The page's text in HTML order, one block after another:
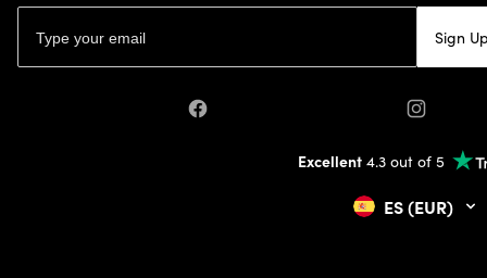
Sign
Facebook Instagram
Excellent 4.3 out of 5
ES (EUR)